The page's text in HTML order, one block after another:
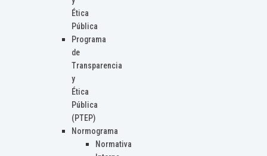
Ética
Pública
Programa
de
Transparencia
y
Ética
Pública
(PTEP)
Normograma
Normativa